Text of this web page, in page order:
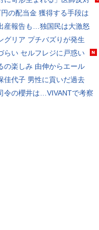
の配当金 獲得する手段は
産報告も…独国民は大激怒
グリア プチバズりが発生
らい セルフレジに戸惑い
の楽しみ 由伸からエール
佳代子 男性に貢いだ過去
令の櫻井は…VIVANTで考察